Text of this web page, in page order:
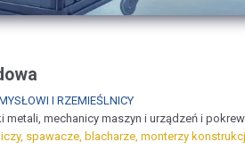
I RZEMIEŚLNICY
metali, mechanicy maszyn i urządzeń i
spawacze, blacharze, monterzy